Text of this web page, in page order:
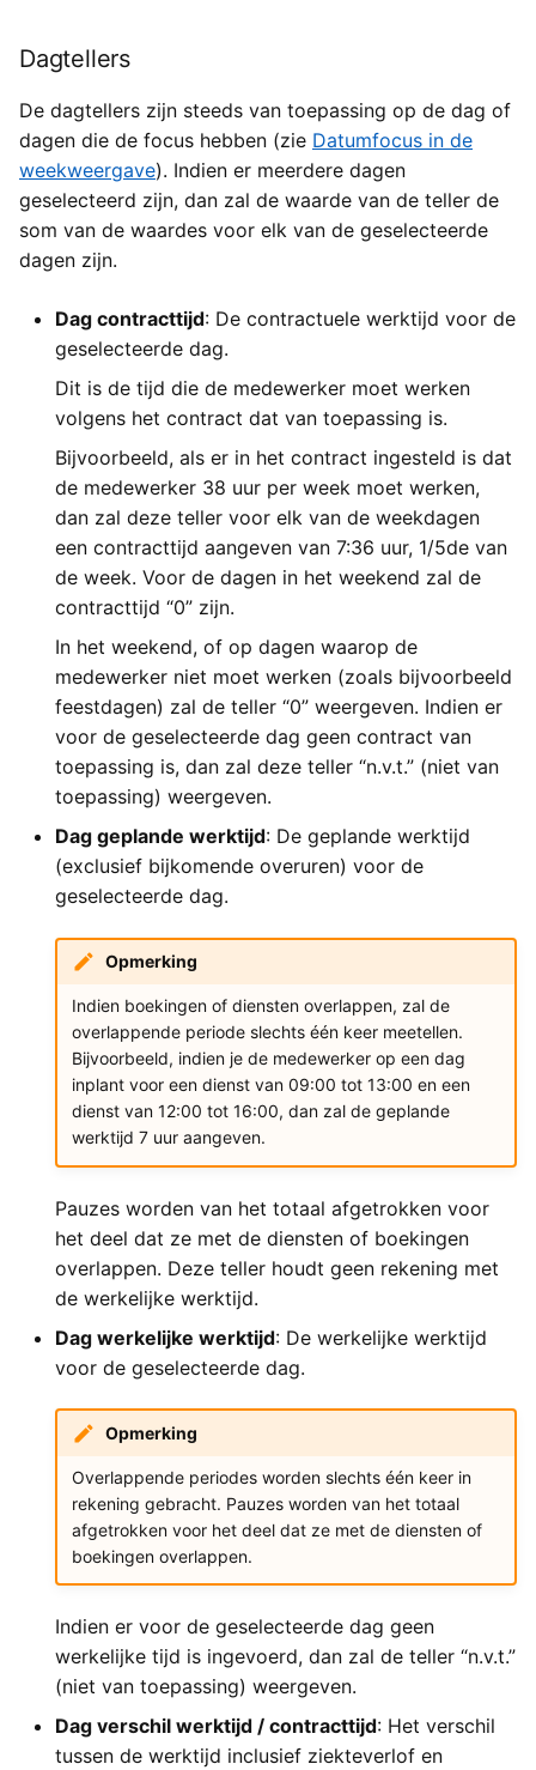
Dagtellers
De dagtellers zijn steeds van toepassing op de dag of
dagen die de focus hebben (zie Datumfocus in de
weekweergave). Indien er meerdere dagen
geselecteerd zijn, dan zal de waarde van de teller de
som van de waardes voor elk van de geselecteerde
dagen zijn.
Dag contracttijd: De contractuele werktijd voor de
geselecteerde dag.
Dit is de tijd die de medewerker moet werken
volgens het contract dat van toepassing is.
Bijvoorbeeld, als er in het contract ingesteld is dat
de medewerker 38 uur per week moet werken,
dan zal deze teller voor elk van de weekdagen
een contracttijd aangeven van 7:36 uur, 1/5de van
de week. Voor de dagen in het weekend zal de
contracttijd “0” zijn.
In het weekend, of op dagen waarop de
medewerker niet moet werken (zoals bijvoorbeeld
feestdagen) zal de teller “0” weergeven. Indien er
voor de geselecteerde dag geen contract van
toepassing is, dan zal deze teller “n.v.t.” (niet van
toepassing) weergeven.
Dag geplande werktijd: De geplande werktijd
(exclusief bijkomende overuren) voor de
geselecteerde dag.
Opmerking
Indien boekingen of diensten overlappen, zal de
overlappende periode slechts één keer meetellen.
Bijvoorbeeld, indien je de medewerker op een dag
inplant voor een dienst van 09:00 tot 13:00 en een
dienst van 12:00 tot 16:00, dan zal de geplande
werktijd 7 uur aangeven.
Pauzes worden van het totaal afgetrokken voor
het deel dat ze met de diensten of boekingen
overlappen. Deze teller houdt geen rekening met
de werkelijke werktijd.
Dag werkelijke werktijd: De werkelijke werktijd
voor de geselecteerde dag.
Opmerking
Overlappende periodes worden slechts één keer in
rekening gebracht. Pauzes worden van het totaal
afgetrokken voor het deel dat ze met de diensten of
boekingen overlappen.
Indien er voor de geselecteerde dag geen
werkelijke tijd is ingevoerd, dan zal de teller “n.v.t.”
(niet van toepassing) weergeven.
Dag verschil werktijd / contracttijd: Het verschil
tussen de werktijd inclusief ziekteverlof en